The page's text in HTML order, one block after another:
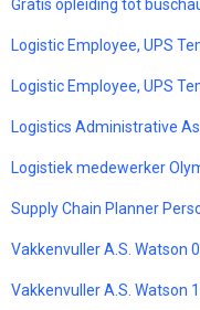
Gratis opleiding tot
Logistic Employee, UPS
Logistic Employee, UPS
Logistics Administrative
Logistiek medewerker
Supply Chain Planner
Vakkenvuller A.S. Watson
Vakkenvuller A.S. Watson